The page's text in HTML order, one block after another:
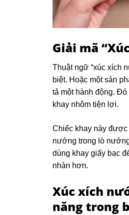
Giải mã
Thuật ngữ “xúc xích
biệt. Hoặc một sản
tả một hành động.
khay nhôm tiện lợi.
Chiếc khay này
nướng trong lò
dùng khay giấy bạc
nhàn hơn.
Xúc xích
năng trong